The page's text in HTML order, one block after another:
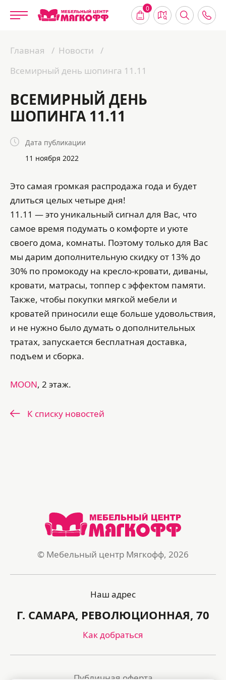
0
Главная
Новости
Всемирный день шопинга 11.11
ВСЕМИРНЫЙ ДЕНЬ
ШОПИНГА 11.11
Дата публикации
11 ноября 2022
Это самая громкая распродажа года и будет
длиться целых четыре дня!
11.11 — это уникальный сигнал для Вас, что
самое время подумать о комфорте и уюте
своего дома, комнаты. Поэтому только для Вас
мы дарим дополнительную скидку от 13% до
30% по промокоду на кресло-кровати, диваны,
кровати, матрасы, топпер с эффектом памяти.
Также, чтобы покупки мягкой мебели и
кроватей приносили еще больше удовольствия,
и не нужно было думать о дополнительных
тратах, запускается бесплатная доставка,
подъем и сборка.
MOON, 2 этаж.
К списку новостей
© Мебельный центр Мягкофф, 2026
Наш адрес
Г. САМАРА, РЕВОЛЮЦИОННАЯ, 70
Как добраться